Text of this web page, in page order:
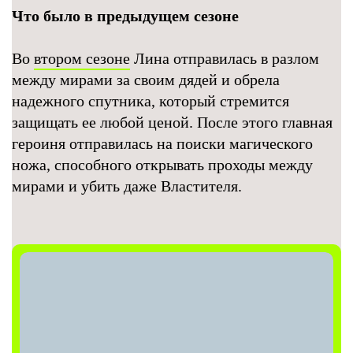
Что было в предыдущем сезоне
Во втором сезоне Лина отправилась в разлом
между мирами за своим дядей и обрела
надежного спутника, который стремится
защищать ее любой ценой. После этого главная
героиня отправилась на поиски магического
ножа, способного открывать проходы между
мирами и убить даже Властителя.